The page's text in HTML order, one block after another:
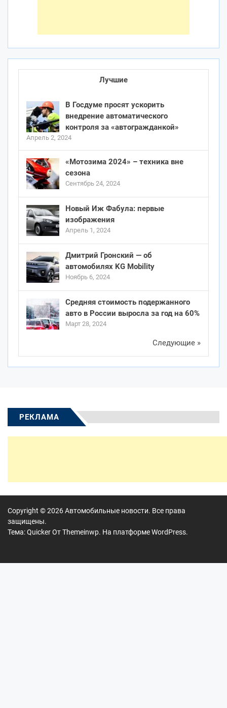
Лучшие
В Госдуме просят ускорить
внедрение автоматического
контроля за «автогражданкой»
Апрель 2, 2024
«Мотозима 2024» – техника вне
сезона
Сентябрь 24, 2024
Новый Иж Фабула: первые
изображения
Апрель 1, 2024
Дмитрий Гронский — об
автомобилях KG Mobility
Ноябрь 6, 2024
Средняя стоимость подержанного
авто в России выросла за год на 60%
Март 28, 2024
Следующие »
РЕКЛАМА
Copyright © 2026Автомобильные новости. Все права
защищены.
Тема: Quicker ОтThemeinwp. На платформеWordPress.